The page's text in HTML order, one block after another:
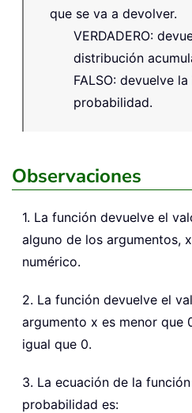
que se va a devolver.
VERDADERO:
distribución
FALSO: devuelve
probabilidad.
Observaciones
1. La función devuelve el
alguno de los argumentos,
numérico.
2. La función devuelve el
argumento x es menor que
igual que 0.
3. La ecuación de la
probabilidad es: